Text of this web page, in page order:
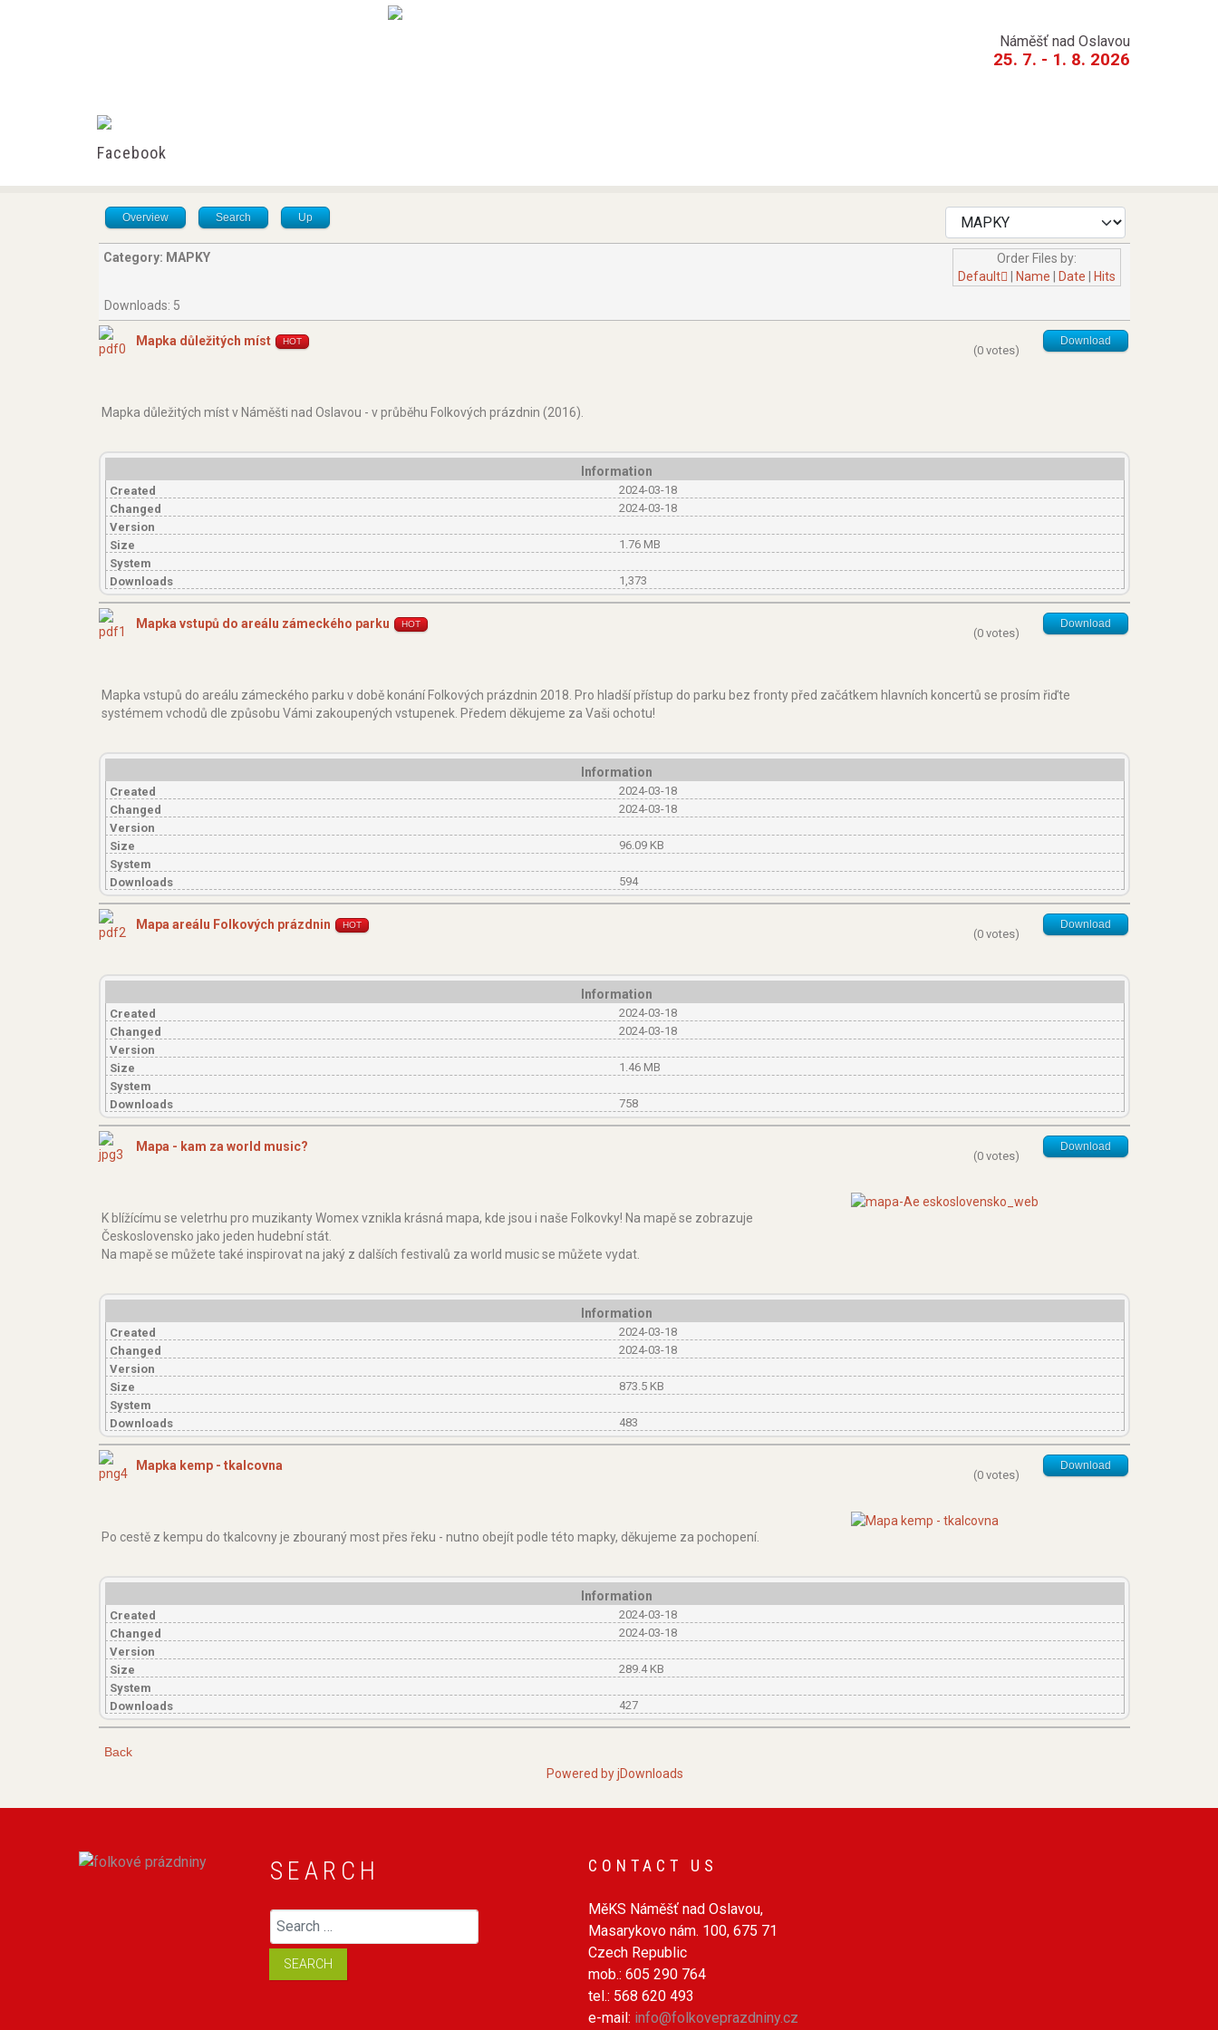
Náměšť nad Oslavou
25. 7. - 1. 8. 2026
Overview Search Up
Category: MAPKY
Order Files by:
Default
Name Date
Hits
Downloads: 5
Mapka důležitých míst HOT Download
(0 votes)
Mapka důležitých míst v Náměšti nad Oslavou - v průběhu Folkových prázdnin (2016).
Information
Created
2024-03-18
Changed
2024-03-18
Version
Size
1.76 MB
System
Downloads
1,373
Mapka vstupů do areálu zámeckého parku HOT Download
(0 votes)
Mapka vstupů do areálu zámeckého parku v době konání Folkových prázdnin 2018. Pro hladší přístup do parku bez fronty před začátkem hlavních koncertů se prosím řiďte
systémem vchodů dle způsobu Vámi zakoupených vstupenek. Předem děkujeme za Vaši ochotu!
Information
Created
2024-03-18
Changed
2024-03-18
Version
Size
96.09 KB
System
Downloads
594
Mapa areálu Folkových prázdnin HOT Download
(0 votes)
Information
Created
2024-03-18
Changed
2024-03-18
Version
Size
1.46 MB
System
Downloads
758
Mapa - kam za world music? Download
(0 votes)
K blížícímu se veletrhu pro muzikanty Womex vznikla krásná mapa, kde jsou i naše Folkovky! Na mapě se zobrazuje
Československo jako jeden hudební stát.
Na mapě se můžete také inspirovat na jaký z dalších festivalů za world music se můžete vydat.
Information
Created
2024-03-18
Changed
2024-03-18
Version
Size
873.5 KB
System
Downloads
483
Mapka kemp - tkalcovna Download
(0 votes)
Po cestě z kempu do tkalcovny je zbouraný most přes řeku - nutno obejít podle této mapky, děkujeme za pochopení.
Information
Created
2024-03-18
Changed
2024-03-18
Version
Size
289.4 KB
System
Downloads
427
Back
Powered by jDownloads
SEARCH
SEARCH
CONTACT US
MěKS Náměšť nad Oslavou,
Masarykovo nám. 100, 675 71
Czech Republic
mob.: 605 290 764
tel.: 568 620 493
e-mail: info@folkoveprazdniny.cz